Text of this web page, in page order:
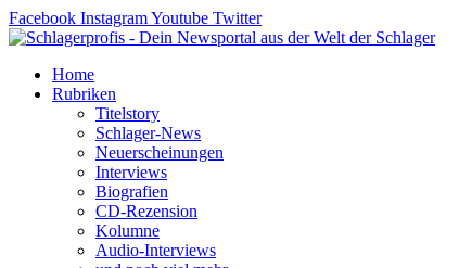
Zum
Inhalt
Facebook InstagramYoutube Twitter
Home
Rubriken
Titelstory
Schlager-News
Neuerscheinungen
Interviews
Biografien
CD-Rezension
Kolumne
Audio-Interviews